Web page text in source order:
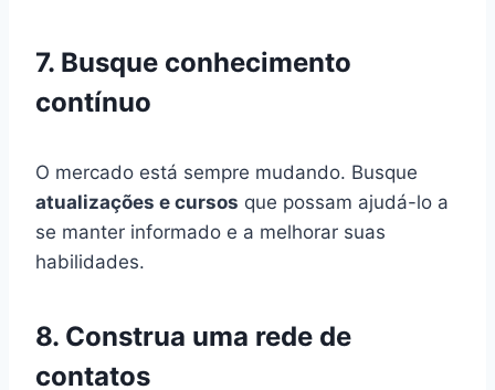
7. Busque conhecimento
contínuo
O mercado está sempre mudando. Busque
atualizações e cursos que possam ajudá-lo a
se manter informado e a melhorar suas
habilidades.
8. Construa uma rede de
contatos